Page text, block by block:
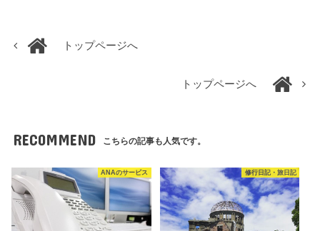
トップページへ
トップページへ
RECOMMEND こちらの記事も人気です。
ANAのサービス 修行日記・旅日記